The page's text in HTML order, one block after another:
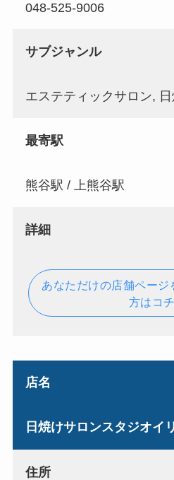
048-525-9006
サブジャンル
エステティックサロン,
最寄駅
熊谷駅 / 上熊谷駅
詳細
あなただけの店舗ページ
方はコ
店名
日焼けサロンスタジオイ
住所